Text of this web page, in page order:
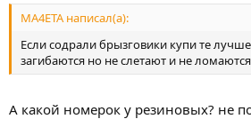
MA4ETA написал(а):
Если содрали брызговики купи те
загибаются но не слетают и не
А какой номерок у резиновых? не